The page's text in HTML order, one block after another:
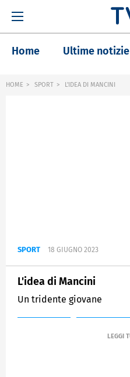
Home Ultime notizie
HOME SPORT L'IDEA DI MANCINI
SPORT 18 GIUGNO 2023
L'idea di Mancini
Un tridente giovane